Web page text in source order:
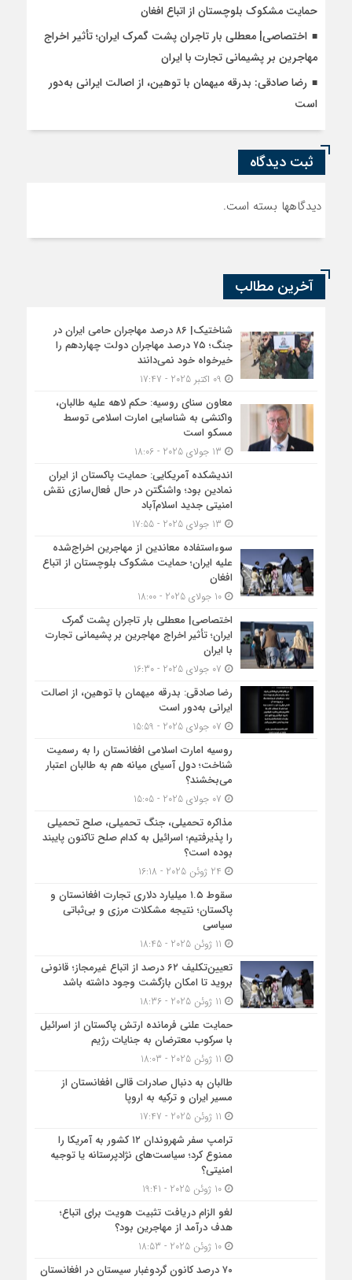
حمایت مشکوک بلوچستان از اتباع افغان
اختصاصی| معطلی بار تاجران پشت گمرک ایران؛ تأثیر اخراج
مهاجرین بر پشیمانی تجارت با ایران
رضا صادقی: بدرقه میهمان با توهین، از اصالت ایرانی به‌دور
است
ثبت دیدگاه
دیدگاهها بسته است.
آخرین مطالب
شناختیک| ۸۶ درصد مهاجران حامی ایران در
جنگ؛ ۷۵ درصد مهاجران دولت چهاردهم را
خیرخواه خود نمی‌دانند
معاون سنای روسیه: حکم لاهه علیه طالبان،
واکنشی به شناسایی امارت اسلامی توسط
مسکو است
اندیشکده آمریکایی: حمایت پاکستان از ایران
نمادین بود؛ واشنگتن در حال فعال‌سازی نقش
امنیتی جدید اسلام‌آباد
سوءاستفاده معاندین از مهاجرین اخراج‌شده
علیه ایران؛ حمایت مشکوک بلوچستان از اتباع
افغان
10 جولای 2025 - 18:00
اختصاصی| معطلی بار تاجران پشت گمرک
ایران؛ تأثیر اخراج مهاجرین بر پشیمانی تجارت
با ایران
رضا صادقی: بدرقه میهمان با توهین، از اصالت
ایرانی به‌دور است
روسیه امارت اسلامی افغانستان را به رسمیت
شناخت؛ دول آسیای میانه هم به طالبان اعتبار
می‎‌بخشند؟
مذاکره تحمیلی، جنگ تحمیلی، صلح تحمیلی
را پذیرفتیم؛ اسرائیل به کدام صلح تاکنون پایبند
بوده است؟
سقوط ۱.۵ میلیارد دلاری تجارت افغانستان و
پاکستان؛ نتیجه مشکلات مرزی و بی‌ثباتی
سیاسی
تعیین‌تکلیف ۶۲ درصد از اتباع غیرمجاز؛ قانونی
بروید تا امکان بازگشت وجود داشته باشد
حمایت علنی فرمانده ارتش پاکستان از اسرائیل
با سرکوب معترضان به جنایات رژیم
طالبان به دنبال صادرات قالی افغانستان از
مسیر ایران و ترکیه به اروپا
ترامپ سفر شهروندان ۱۲ کشور به آمریکا را
ممنوع کرد؛ سیاست‌های نژادپرستانه یا توجیه
امنیتی؟
10 ژوئن 2025 - 19:41
لغو الزام دریافت تثبیت هویت برای اتباع؛
هدف درآمد از مهاجرین بود؟
10 ژوئن 2025 - 18:53
۷۰ درصد کانون گردوغبار سیستان در افغانستان